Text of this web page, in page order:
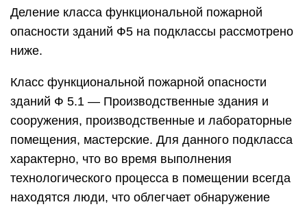
Деление класса функциональной пожарной
опасности зданий Ф5 на подклассы рассмотрено
ниже.
Класс функциональной пожарной опасности
зданий Ф 5.1 — Производственные здания и
сооружения, производствен­ные и лабораторные
помещения, мастерские. Для данного подкласса
характерно, что во время выполнения
технологического процесса в поме­щении всегда
находятся люди, что облегчает обнаружение